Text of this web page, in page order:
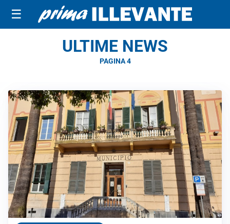
☰
ULTIME NEWS
PAGINA 4